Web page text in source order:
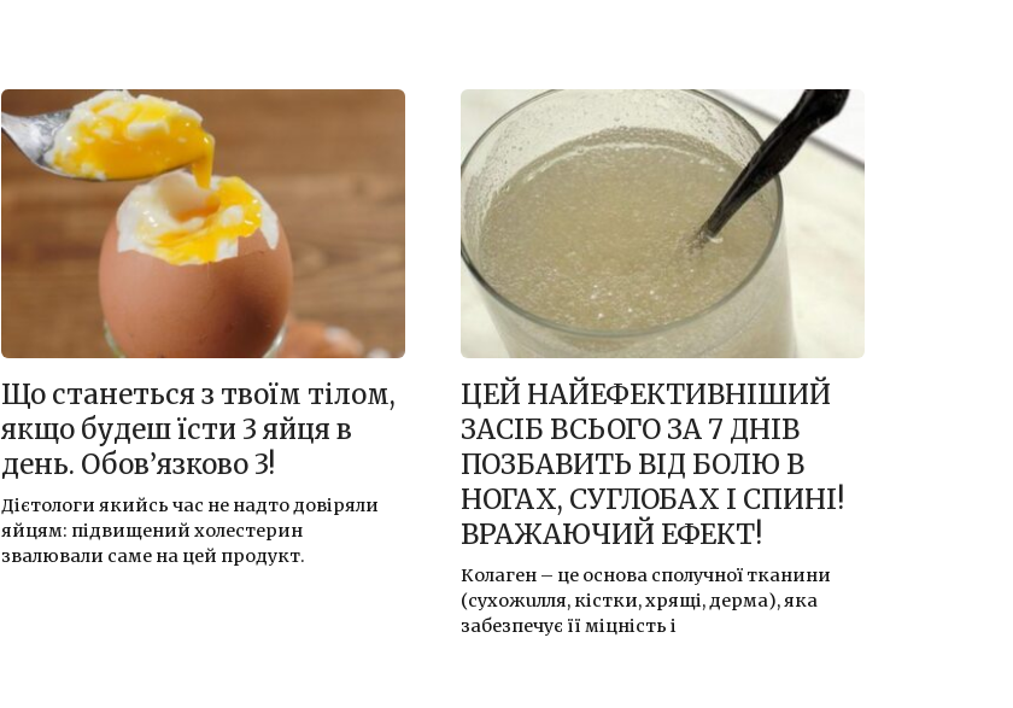
Що станеться з твоїм тілом,
якщо будеш їсти 3 яйця в
день. Обов’язково 3!
Дієтологи якийсь час не надто довіряли
яйцям: підвищений холестерин
звалювали саме на цей продукт.
ЦEЙ НAЙЕФEКТИВНІШИЙ
ЗАСІБ ВСЬОГО ЗА 7 ДНІВ
ПОЗБАВИТЬ ВІД БOЛЮ В
НОГАХ, СУГЛОБАХ І СПИНІ!
ВPAЖAЮЧИЙ ЕФЕКТ!
Колаген – це основа сполучної тканини
(сyхожuлля, кicтки, хpящі, дерма), яка
забезпечує її міцність і